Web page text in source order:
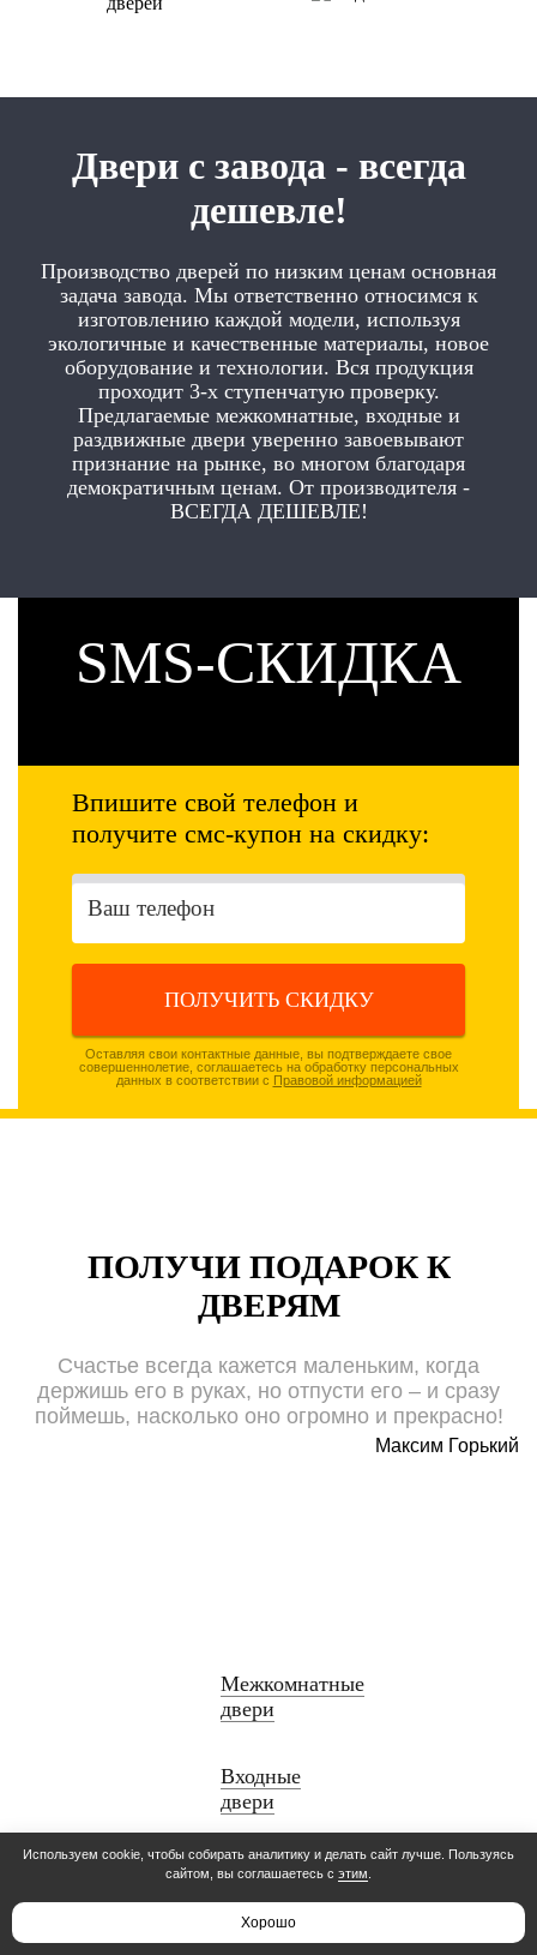
Двери с завода - всегда
дешевле!
Производство дверей по низким ценам основная
задача завода. Мы ответственно относимся к
изготовлению каждой модели, используя
экологичные и качественные материалы, новое
оборудование и технологии. Вся продукция
проходит 3-х ступенчатую проверку.
Предлагаемые межкомнатные, входные и
раздвижные двери уверенно завоевывают
признание на рынке, во многом благодаря
демократичным ценам. От производителя -
ВСЕГДА ДЕШЕВЛЕ!
SMS-СКИДКА
Впишите свой телефон и
получите смс-купон на скидку:
ПОЛУЧИТЬ СКИДКУ
Оставляя свои контактные данные, вы подтверждаете свое
совершеннолетие, соглашаетесь на обработку персональных
данных в соответствии с Правовой информацией
ПОЛУЧИ ПОДАРОК К
ДВЕРЯМ
Счастье всегда кажется маленьким, когда
держишь его в руках, но отпусти его – и сразу
поймешь, насколько оно огромно и прекрасно!
Максим Горький
Межкомнатные
двери
Входные
двери
Раздвижные
Используем cookie, чтобы собирать аналитику и делать сайт лучше. Пользуясь
сайтом, вы соглашаетесь с этим
Хорошо